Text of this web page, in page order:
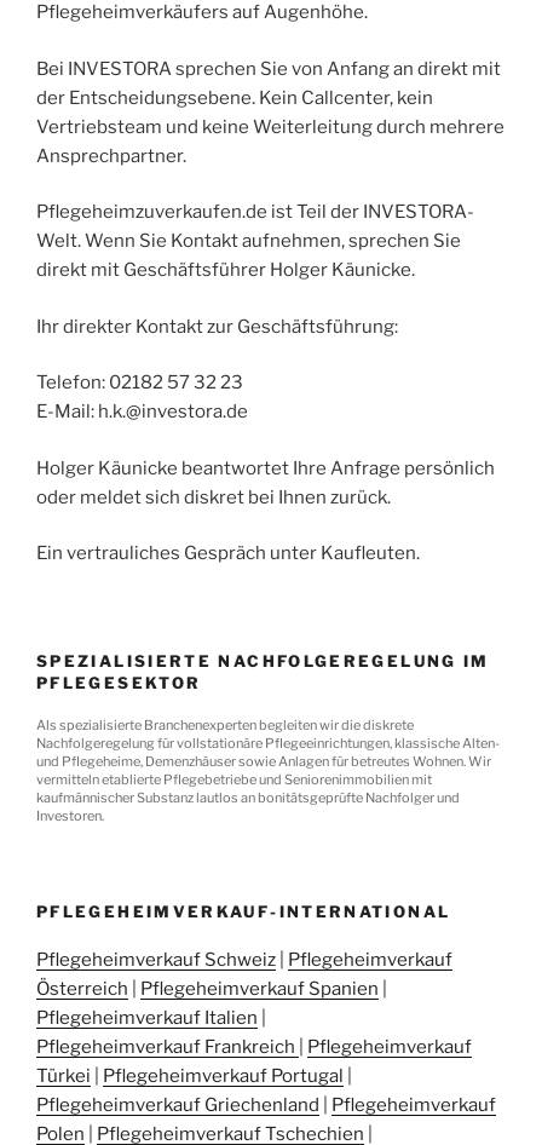
Pflegeheimverkäufers auf Augenhöhe.
Bei INVESTORA sprechen Sie von Anfang an direkt mit
der Entscheidungsebene. Kein Callcenter, kein
Vertriebsteam und keine Weiterleitung durch mehrere
Ansprechpartner.
Pflegeheimzuverkaufen.de ist Teil der INVESTORA-
Welt. Wenn Sie Kontakt aufnehmen, sprechen Sie
direkt mit Geschäftsführer Holger Käunicke.
Ihr direkter Kontakt zur Geschäftsführung:
Telefon: 02182 57 32 23
E-Mail: h.k.@investora.de
Holger Käunicke beantwortet Ihre Anfrage persönlich
oder meldet sich diskret bei Ihnen zurück.
Ein vertrauliches Gespräch unter Kaufleuten.
SPEZIALISIERTE NACHFOLGEREGELUNG IM
PFLEGESEKTOR
Als spezialisierte Branchenexperten begleiten wir die diskrete
Nachfolgeregelung für vollstationäre Pflegeeinrichtungen, klassische Alten-
und Pflegeheime, Demenzhäuser sowie Anlagen für betreutes Wohnen. Wir
vermitteln etablierte Pflegebetriebe und Seniorenimmobilien mit
kaufmännischer Substanz lautlos an bonitätsgeprüfte Nachfolger und
Investoren.
PFLEGEHEIMVERKAUF-INTERNATIONAL
Pflegeheimverkauf Schweiz
Pflegeheimverkauf
Österreich
Pflegeheimverkauf Spanien
Pflegeheimverkauf Italien
Pflegeheimverkauf Frankreich
Pflegeheimverkauf
Türkei
Pflegeheimverkauf Portugal
Pflegeheimverkauf Griechenland
Pflegeheimverkauf
Polen
Pflegeheimverkauf Tschechien